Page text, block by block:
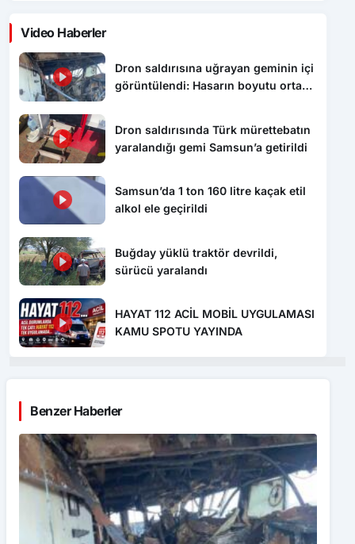
Video Haberler
Dron saldırısına uğrayan geminin içi
görüntülendi: Hasarın boyutu ortaya
Dron saldırısında Türk mürettebatın
yaralandığı gemi Samsun’a getirildi
Samsun’da 1 ton 160 litre kaçak etil
alkol ele geçirildi
Buğday yüklü traktör devrildi,
sürücü yaralandı
HAYAT 112 ACİL MOBİL UYGULAMASI
KAMU SPOTU YAYINDA
Benzer Haberler